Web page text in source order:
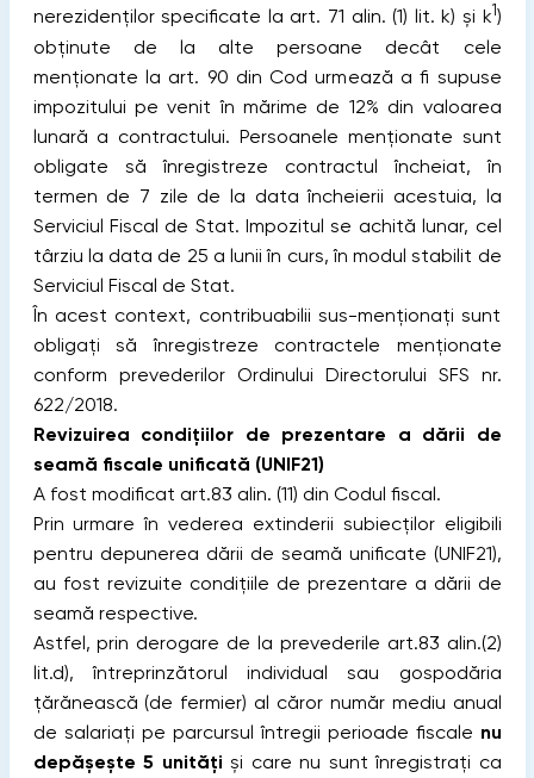
nerezidenților specificate la art. 71 alin. (1) lit. k) și k1)
obținute de la alte persoane decât cele
menționate la art. 90 din Cod urmează a fi supuse
impozitului pe venit în mărime de 12% din valoarea
lunară a contractului. Persoanele menționate sunt
obligate să înregistreze contractul încheiat, în
termen de 7 zile de la data încheierii acestuia, la
Serviciul Fiscal de Stat. Impozitul se achită lunar, cel
târziu la data de 25 a lunii în curs, în modul stabilit de
Serviciul Fiscal de Stat.
În acest context, contribuabilii sus-menționați sunt
obligați să înregistreze contractele menționate
conform prevederilor Ordinului Directorului SFS nr.
622/2018.
Revizuirea condițiilor de prezentare a dării de
seamă fiscale unificată (UNIF21)
A fost modificat art.83 alin. (11) din Codul fiscal.
Prin urmare în vederea extinderii subiecților eligibili
pentru depunerea dării de seamă unificate (UNIF21),
au fost revizuite condițiile de prezentare a dării de
seamă respective.
Astfel, prin derogare de la prevederile art.83 alin.(2)
lit.d), întreprinzătorul individual sau gospodăria
ţărănească (de fermier) al căror număr mediu anual
de salariaţi pe parcursul întregii perioade fiscale nu
depăşeşte 5 unităţi şi care nu sunt înregistraţi ca